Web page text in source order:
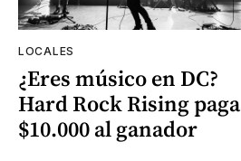
LOCALES
¿Eres músico en DC?
Hard Rock Rising paga
$10.000 al ganador